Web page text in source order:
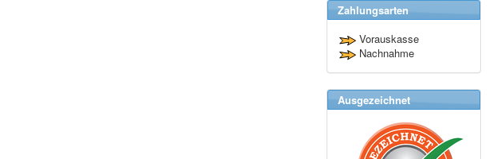
Zahlungsarten
Vorauskasse
Nachnahme
Ausgezeichnet